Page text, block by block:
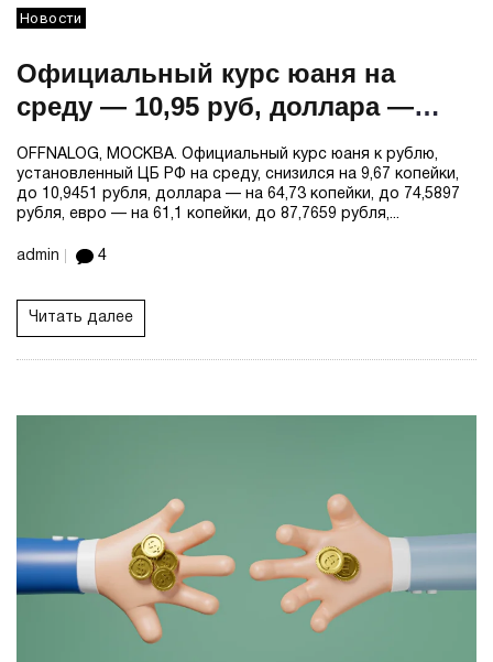
Новости
Официальный курс юаня на
среду — 10,95 руб, доллара —
74,59 руб, евро — 87,77 руб
OFFNALOG, МОСКВА. Официальный курс юаня к рублю,
установленный ЦБ РФ на среду, снизился на 9,67 копейки,
до 10,9451 рубля, доллара — на 64,73 копейки, до 74,5897
рубля, евро — на 61,1 копейки, до 87,7659 рубля,...
admin 4
Читать далее